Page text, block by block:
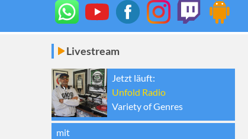
Livestream
Jetzt läuft:
Unfold Radio
Variety of Genres
mit